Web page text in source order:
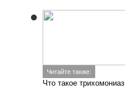
Читайте также:
Что такое трихомониаз